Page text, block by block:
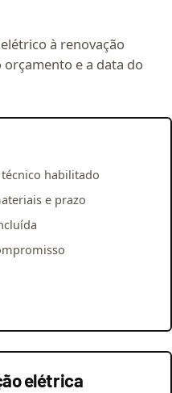
à renovação
e a data do
habilitado
e prazo
elétrica